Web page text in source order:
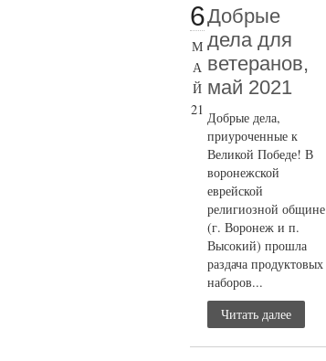
6
М
А
Й
21
Добрые
дела для
ветеранов,
май 2021
Добрые дела,
приуроченные к
Великой Победе! В
воронежской
еврейской
религиозной общине
(г. Воронеж и п.
Высокий) прошла
раздача продуктовых
наборов...
Читать далее